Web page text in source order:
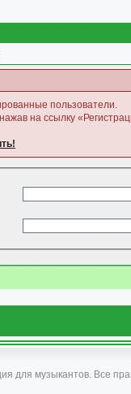
пользователи.
на ссылку
для музыкантов. Все